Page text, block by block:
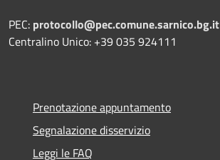
PEC: protocollo@pec.comune.sarnico.bg.it
Centralino Unico: +39 035 924111
Prenotazione appuntamento
Segnalazione disservizio
Leggi le FAQ